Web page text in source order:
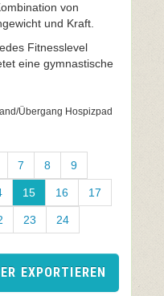
von
und Kraft.
Fitnesslevel
eine gymnastische
Übergang Hospizpad
7 8 9
15 16 17
23 24
EXPORTIEREN